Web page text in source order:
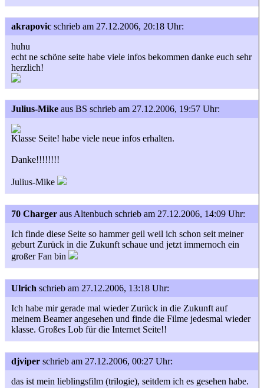
akrapovic schrieb am 27.12.2006, 20:18 Uhr:
huhu
echt ne schöne seite habe viele infos bekommen danke euch sehr
herzlich!
Julius-Mike aus BS schrieb am 27.12.2006, 19:57 Uhr:
Klasse Seite! habe viele neue infos erhalten.
Danke!!!!!!!!
Julius-Mike
70 Charger aus Altenbuch schrieb am 27.12.2006, 14:09 Uhr:
Ich finde diese Seite so hammer geil weil ich schon seit meiner
geburt Zurück in die Zukunft schaue und jetzt immernoch ein
großer Fan bin
Ulrich schrieb am 27.12.2006, 13:18 Uhr:
Ich habe mir gerade mal wieder Zurück in die Zukunft auf
meinem Beamer angesehen und finde die Filme jedesmal wieder
klasse. Großes Lob für die Internet Seite!!
djviper schrieb am 27.12.2006, 00:27 Uhr:
das ist mein lieblingsfilm (trilogie), seitdem ich es gesehen habe.